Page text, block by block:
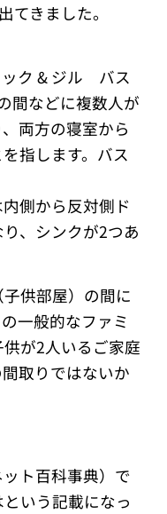
きました。
ック & ジル バス
間などに複数人が
両方の寝室から
指します。バス
側から反対側ド
、シンクが2つあ
供部屋）の間に
一般的なファミ
が2人いるご家庭
取りではないか
ト百科事典）で
いう記載になっ